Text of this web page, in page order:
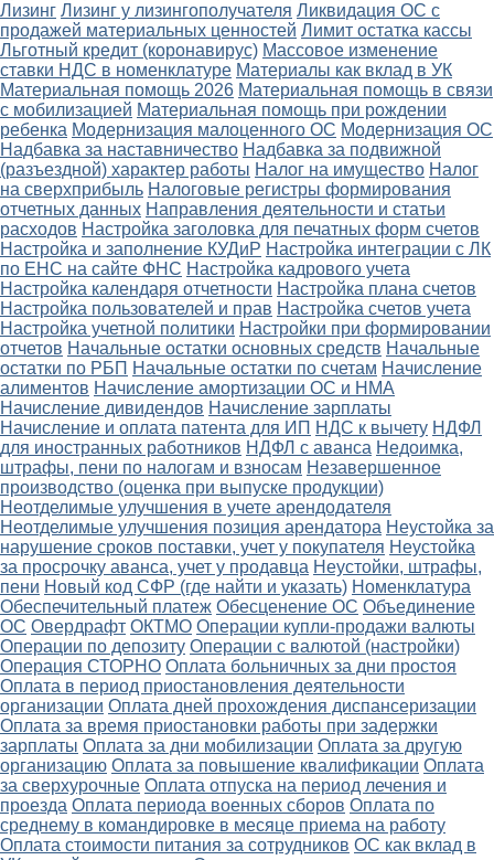
Лизинг Лизинг у лизингополучателя Ликвидация ОС с
продажей материальных ценностей Лимит остатка кассы
Льготный кредит (коронавирус) Массовое изменение
ставки НДС в номенклатуре Материалы как вклад в УК
Материальная помощь 2026 Материальная помощь в связи
с мобилизацией Материальная помощь при рождении
ребенка Модернизация малоценного ОС Модернизация ОС
Надбавка за наставничество Надбавка за подвижной
(разъездной) характер работы Налог на имущество Налог
на сверхприбыль Налоговые регистры формирования
отчетных данных Направления деятельности и статьи
расходов Настройка заголовка для печатных форм счетов
Настройка и заполнение КУДиР Настройка интеграции с ЛК
по ЕНС на сайте ФНС Настройка кадрового учета
Настройка календаря отчетности Настройка плана счетов
Настройка пользователей и прав Настройка счетов учета
Настройка учетной политики Настройки при формировании
отчетов Начальные остатки основных средств Начальные
остатки по РБП Начальные остатки по счетам Начисление
алиментов Начисление амортизации ОС и НМА
Начисление дивидендов Начисление зарплаты
Начисление и оплата патента для ИП НДС к вычету НДФЛ
для иностранных работников НДФЛ с аванса Недоимка,
штрафы, пени по налогам и взносам Незавершенное
производство (оценка при выпуске продукции)
Неотделимые улучшения в учете арендодателя
Неотделимые улучшения позиция арендатора Неустойка за
нарушение сроков поставки, учет у покупателя Неустойка
за просрочку аванса, учет у продавца Неустойки, штрафы,
пени Новый код СФР (где найти и указать) Номенклатура
Обеспечительный платеж Обесценение ОС Объединение
ОС Овердрафт ОКТМО Операции купли-продажи валюты
Операции по депозиту Операции с валютой (настройки)
Операция СТОРНО Оплата больничных за дни простоя
Оплата в период приостановления деятельности
организации Оплата дней прохождения диспансеризации
Оплата за время приостановки работы при задержки
зарплаты Оплата за дни мобилизации Оплата за другую
организацию Оплата за повышение квалификации Оплата
за сверхурочные Оплата отпуска на период лечения и
проезда Оплата периода военных сборов Оплата по
среднему в командировке в месяце приема на работу
Оплата стоимости питания за сотрудников ОС как вклад в